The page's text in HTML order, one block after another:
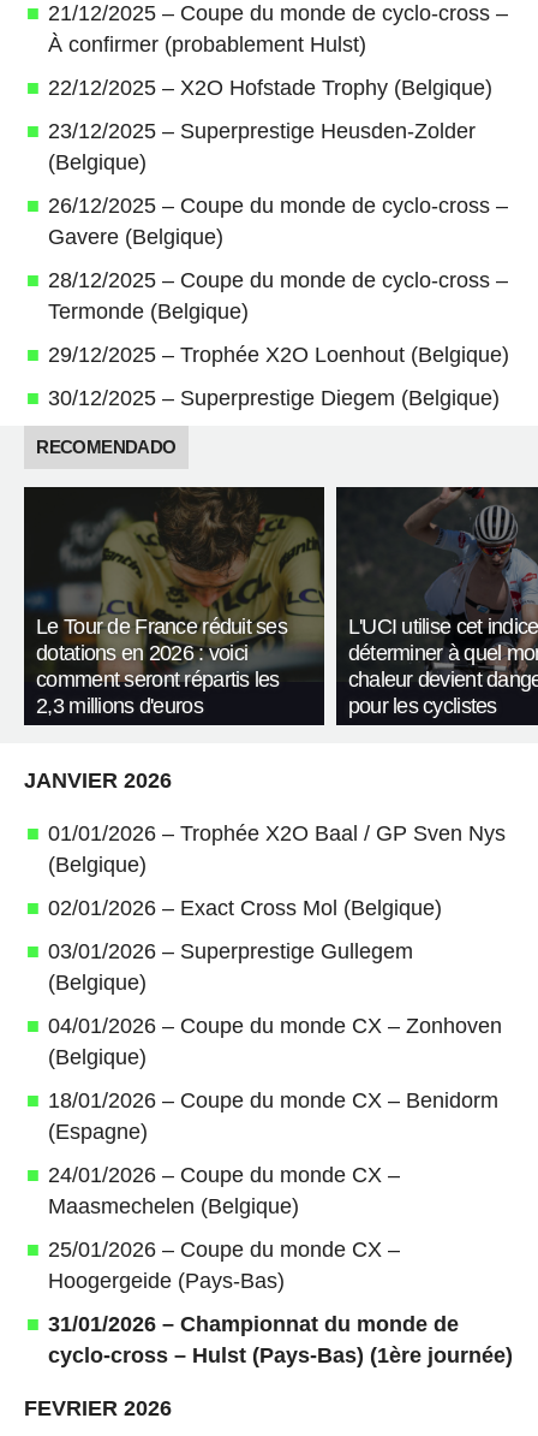
21/12/2025 – Coupe du monde de cyclo-cross –
À confirmer (probablement Hulst)
22/12/2025 – X2O Hofstade Trophy (Belgique)
23/12/2025 – Superprestige Heusden-Zolder
(Belgique)
26/12/2025 – Coupe du monde de cyclo-cross –
Gavere (Belgique)
28/12/2025 – Coupe du monde de cyclo-cross –
Termonde (Belgique)
29/12/2025 – Trophée X2O Loenhout (Belgique)
30/12/2025 – Superprestige Diegem (Belgique)
RECOMENDADO
Le Tour de France réduit ses
dotations en 2026 : voici
comment seront répartis les
2,3 millions d'euros
L'UCI utilise cet
déterminer à quel
chaleur devient
pour les cyclistes
JANVIER 2026
01/01/2026 – Trophée X2O Baal / GP Sven Nys
(Belgique)
02/01/2026 – Exact Cross Mol (Belgique)
03/01/2026 – Superprestige Gullegem
(Belgique)
04/01/2026 – Coupe du monde CX – Zonhoven
(Belgique)
18/01/2026 – Coupe du monde CX – Benidorm
(Espagne)
24/01/2026 – Coupe du monde CX –
Maasmechelen (Belgique)
25/01/2026 – Coupe du monde CX –
Hoogergeide (Pays-Bas)
31/01/2026 – Championnat du monde de
cyclo-cross – Hulst (Pays-Bas) (1ère journée)
FEVRIER 2026